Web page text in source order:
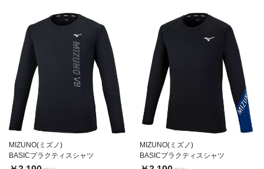
MIZUNO(ミズノ)
BASICプラクティスシャツ
MIZUNO(ミズノ)
BASICプラクティスシャツ